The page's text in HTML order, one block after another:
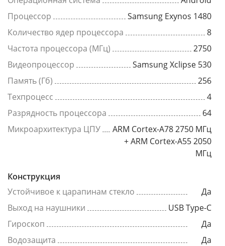
Процессор
Samsung Exynos 1480
Количество ядер процессора
8
Частота процессора (МГц)
2750
Видеопроцессор
Samsung Xclipse 530
Память (Гб)
256
Техпроцесс
4
Разрядность процессора
64
Микроархитектура ЦПУ
ARM Cortex-A78 2750 МГц
+ ARM Cortex-A55 2050
МГц
Конструкция
Устойчивое к царапинам стекло
Да
Выход на наушники
USB Type-C
Гироскоп
Да
Водозащита
Да